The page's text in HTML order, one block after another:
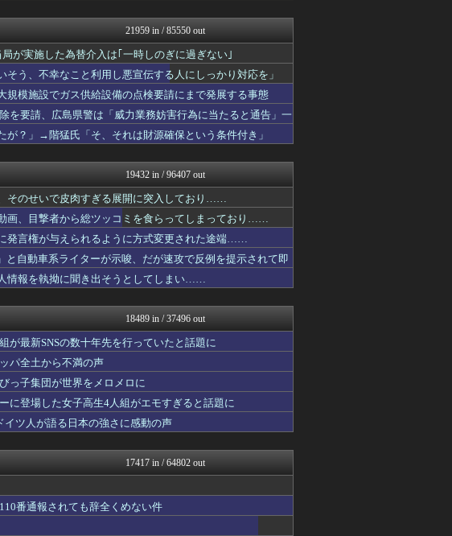
異世界転生まとめ速報
哲学ニュースnwk
況｜...
ファイターズ王国＠日ハムま...
にゅーすアルー！
た友人...
修羅ママ速報
こと利用し...
おーるじゃんる
衝撃体験！アンビリバボー｜...
MLB NEWS@まとめ
嫁「これは...
喪女リカ喪女ルカ┃鬼女・生...
すね」→そ...
ジュリな...
喪女リカ喪女ルカ┃鬼女・生...
たので周囲...
基地沢直樹-復讐・修羅場・...
ｗ
働くモノニュース : 人生...
鬼女まとめ速報 -修羅場・...
うしみつ-5chまとめ-
海外のお前ら 海外の反応
絶望へ！！...
不思議.net - 5ch...
ニュース30over
...
なんじぇいスタジアム＠なん...
ルー...
代表ホット...
NO FOOTY NO L...
でトドメ...
おたくみくす 声優まとめ
しまう...
えっ!?またここのサイト?
いたしん！
なんJ（まとめては）いかん...
総理大臣...
なんJ PRIDE
？」
コリアル
原神速報 | GENSHI...
」
いいよな...
パチンコ・パチスロ.com
に困...
Vtuberまとめるよ～ん
21959 in / 85550 out
が実施した為替介入は｢一時しのぎに過ぎない｣
う、不幸なこと利用し悪宣伝する人にしっかり対応を」
規模施設でガス供給設備の点検要請にまで発展する事態
を要請、広島県警は「威力業務妨害行為に当たると通告」一
が？」→階猛氏「そ、それは財源確保という条件付き」
19432 in / 96407 out
そのせいで皮肉すぎる展開に突入しており……
画、目撃者から総ツッコミを食らってしまっており……
発言権が与えられるように方式変更された途端……
と自動車系ライターが示唆、だが速攻で反例を提示されて即
情報を執拗に聞き出そうとしてしまい……
18489 in / 37496 out
最新SNSの数十年先を行っていたと話題に
パ全土から不満の声
っ子集団が世界をメロメロに
に登場した女子高生4人組がエモすぎると話題に
ツ人が語る日本の強さに感動の声
17417 in / 64802 out
番通報されても辞全くめない件